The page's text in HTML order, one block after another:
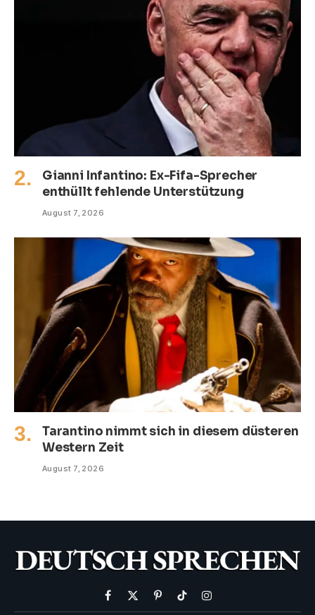
Gianni Infantino: Ex-Fifa-Sprecher
enthüllt fehlende Unterstützung
August 7, 2026
Tarantino nimmt sich in diesem düsteren
Western Zeit
August 7, 2026
Facebook
X
Pinterest
TikTokInstagram